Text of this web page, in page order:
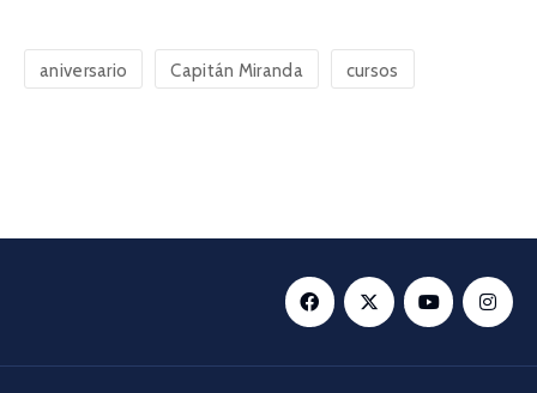
aniversario Capitán Miranda cursos